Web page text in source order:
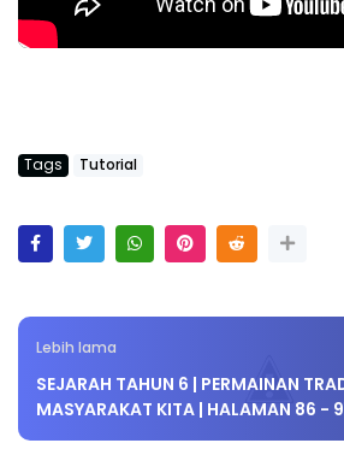
Tags Tutorial
Lebih lama
SEJARAH TAHUN 6 | PERMAINAN
MASYARAKAT KITA | HALAMAN 86 -